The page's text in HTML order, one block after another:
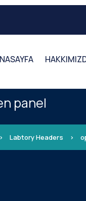
panel
> Labtory Headers >